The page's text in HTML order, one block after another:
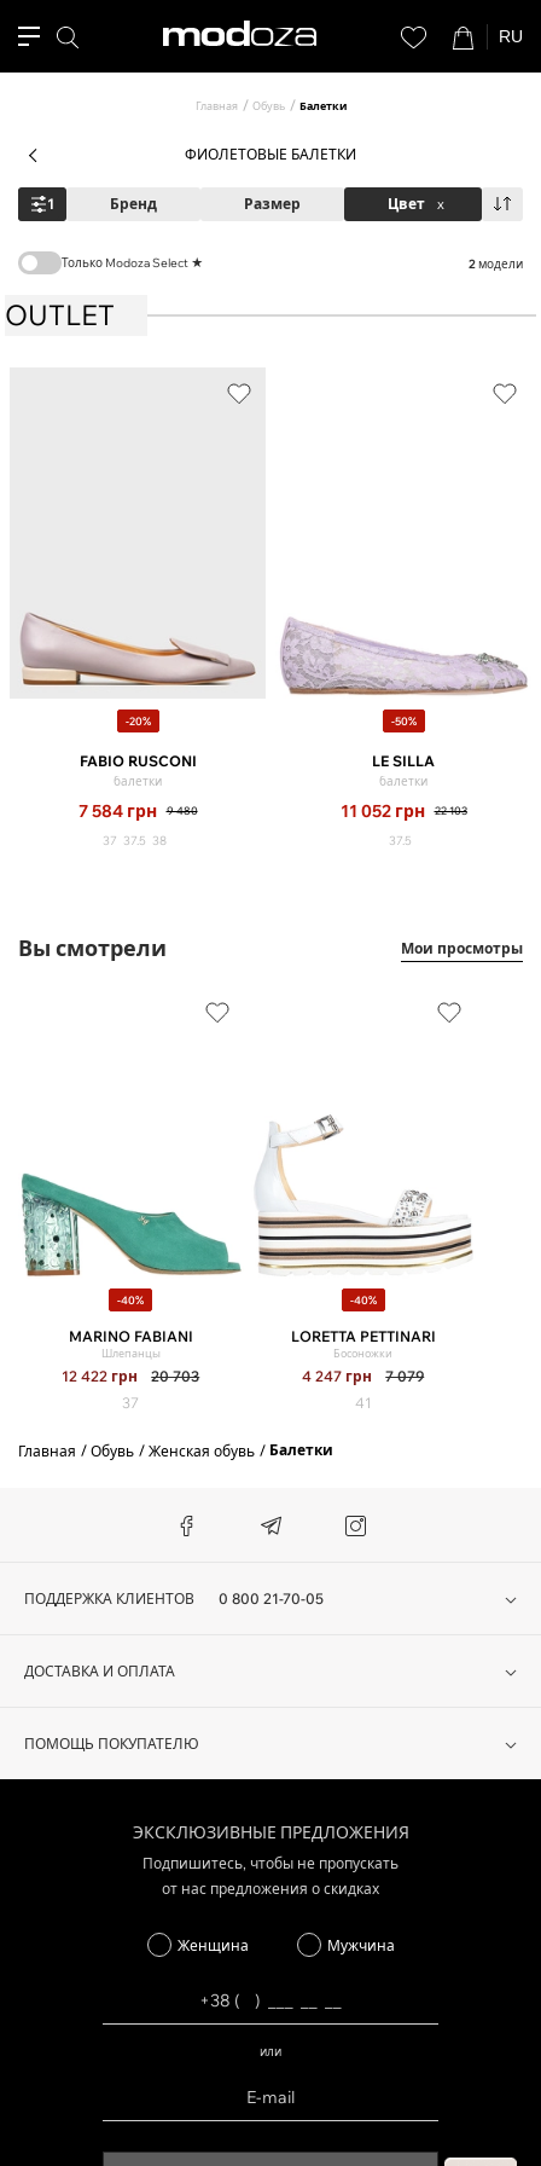
RU
Главная Обувь Балетки
ФИОЛЕТОВЫЕ БАЛЕТКИ
1 Бренд Размер Цвет x
Только Modoza Select ★ 2модели
OUTLET
-20%
FABIO RUSCONI
балетки
7 584 грн 9 480
37 37.5 38
-50%
LE SILLA
балетки
11 052 грн 22 103
37.5
Вы смотрели Мои просмотры
-40%
MARINO FABIANI
Шлепанцы
12 422 грн
20 703
37
-40%
LORETTA PETTINARI
Босоножки
4 247 грн
7 079
41
Главная Обувь Женская обувь Балетки
ПОДДЕРЖКА КЛИЕНТОВ 0 800 21-70-05
ДОСТАВКА И ОПЛАТА
ПОМОЩЬ ПОКУПАТЕЛЮ
ЭКСКЛЮЗИВНЫЕ ПРЕДЛОЖЕНИЯ
Подпишитесь, чтобы не пропускать
от нас предложения о скидках
Женщина Мужчина
или